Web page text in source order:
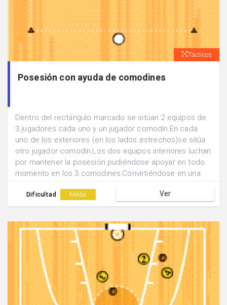
Tácticos
Posesión con ayuda de comodines
Dentro del rectángulo marcado se sitúan 2 equipos de
3 jugadores cada uno y un jugador comodín.En cada
uno de los exteriores (en los lados estrechos)se sitúa
otro jugador comodín.Los dos equipos interiores luchan
por mantener la posesión pudiéndose apoyar en todo
momento en los 3 comodines.Convirtiéndose en una
Dificultad Media Ver